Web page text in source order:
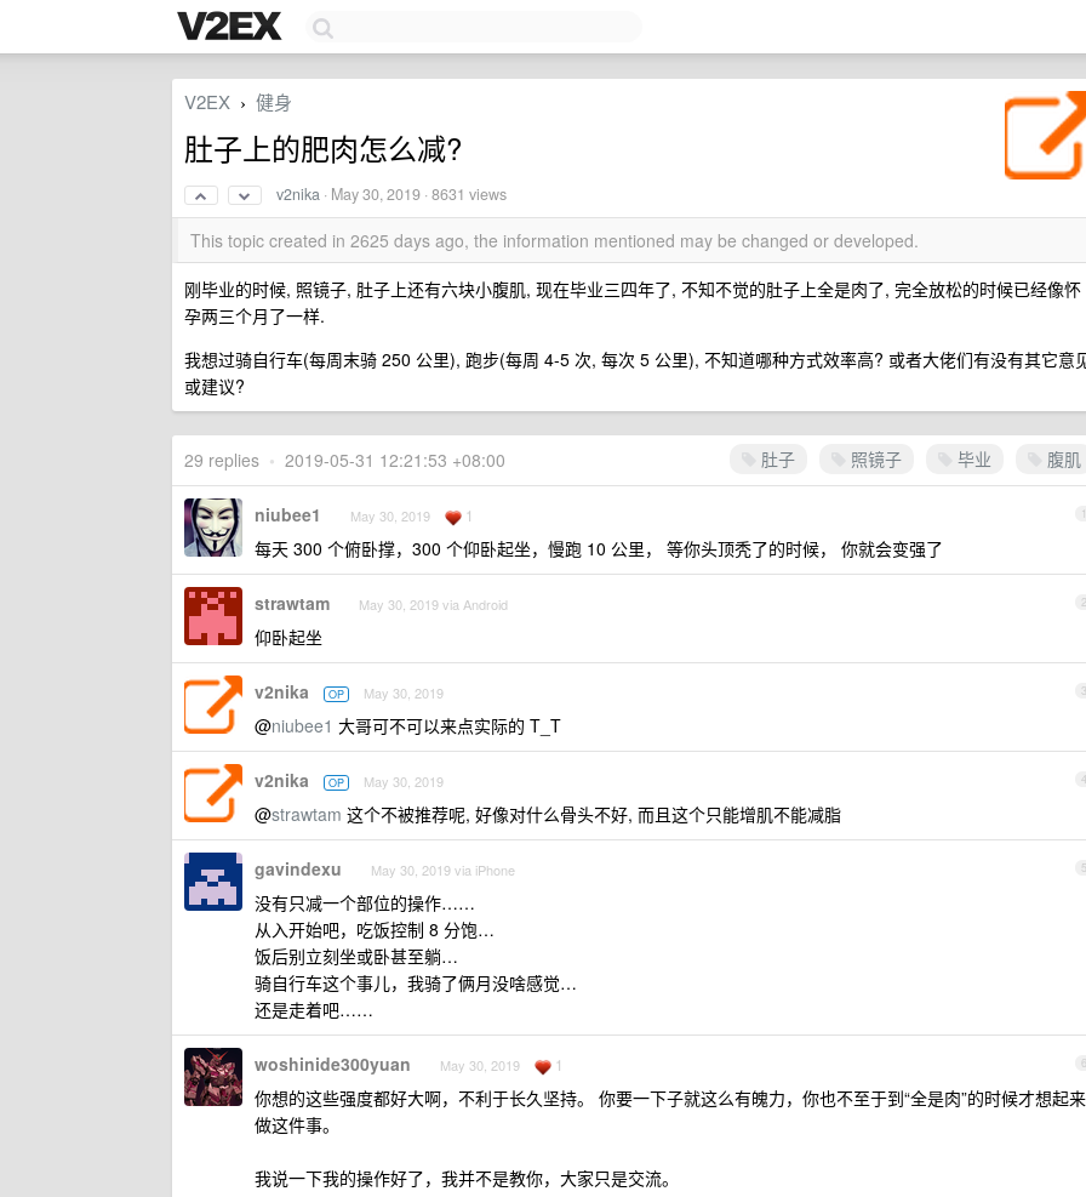
V2EX › 健身
肚子上的肥肉怎么减?
v2nika · May 30, 2019 · 8631 views
This topic created in 2625 days ago, the information mentioned may be changed or developed.
刚毕业的时候, 照镜子, 肚子上还有六块小腹肌, 现在毕业三四年了, 不知不觉的肚子上全是肉了, 完全放松的时候已经像怀
孕两三个月了一样.
我想过骑自行车(每周末骑 250 公里), 跑步(每周 4-5 次, 每次 5 公里), 不知道哪种方式效率高? 或者大佬们有没有其它意
或建议?
肚子 照镜子 毕业 腹肌
29 replies • 2019-05-31 12:21:53 +08:00
1
niubee1 May 30, 2019 1
每天 300 个俯卧撑，300 个仰卧起坐，慢跑 10 公里， 等你头顶秃了的时候， 你就会变强了
2
strawtam May 30, 2019 via Android
仰卧起坐
3
v2nika OP May 30, 2019
@niubee1 大哥可不可以来点实际的 T_T
4
v2nika OP May 30, 2019
@strawtam 这个不被推荐呢, 好像对什么骨头不好, 而且这个只能增肌不能减脂
5
gavindexu May 30, 2019 via iPhone
没有只减一个部位的操作……
从入开始吧，吃饭控制 8 分饱…
饭后别立刻坐或卧甚至躺…
骑自行车这个事儿，我骑了俩月没啥感觉…
还是走着吧……
6
woshinide300yuan May 30, 2019 1
你想的这些强度都好大啊，不利于长久坚持。 你要一下子就这么有魄力，你也不至于到“全是肉”的时候才想起来
做这件事。
我说一下我的操作好了，我并不是教你，大家只是交流。